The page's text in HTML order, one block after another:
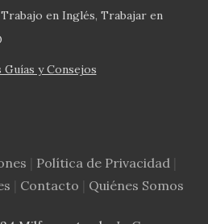
en Inglés Trabajar en
Guías y Consejos
Política de Privacidad
Contacto Quiénes Somos